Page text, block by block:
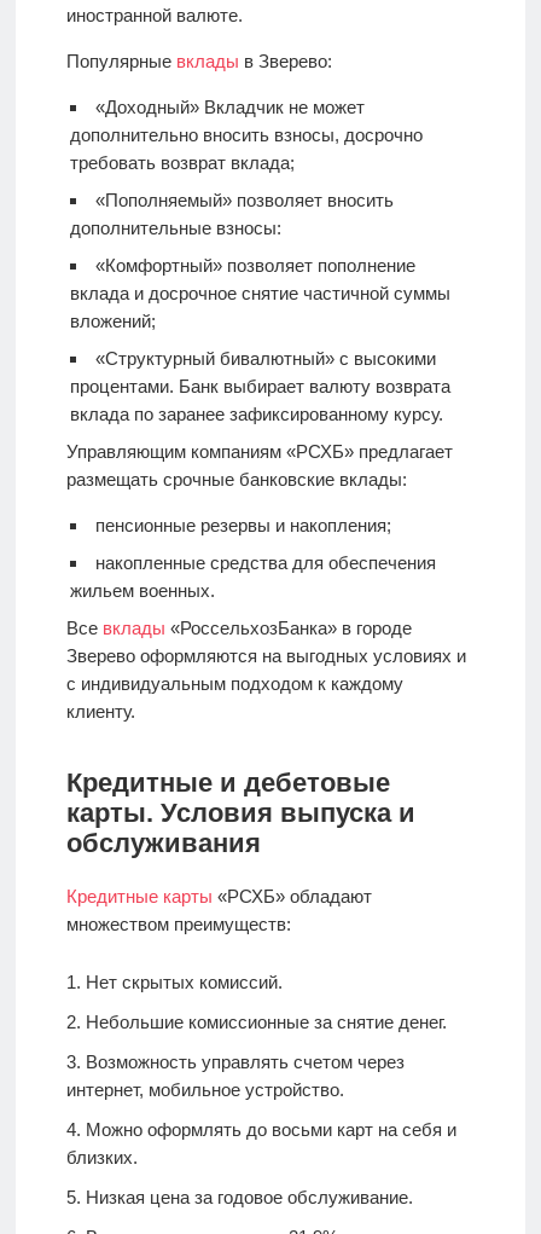
иностранной валюте.
Популярные вклады в Зверево:
«Доходный» Вкладчик не может
дополнительно вносить взносы, досрочно
требовать возврат вклада;
«Пополняемый» позволяет вносить
дополнительные взносы:
«Комфортный» позволяет пополнение
вклада и досрочное снятие частичной суммы
вложений;
«Структурный бивалютный» с высокими
процентами. Банк выбирает валюту возврата
вклада по заранее зафиксированному курсу.
Управляющим компаниям «РСХБ» предлагает
размещать срочные банковские вклады:
пенсионные резервы и накопления;
накопленные средства для обеспечения
жильем военных.
Все вклады «РоссельхозБанка» в городе
Зверево оформляются на выгодных условиях и
с индивидуальным подходом к каждому
клиенту.
Кредитные и дебетовые
карты. Условия выпуска и
обслуживания
Кредитные карты «РСХБ» обладают
множеством преимуществ:
Нет скрытых комиссий.
Небольшие комиссионные за снятие денег.
Возможность управлять счетом через
интернет, мобильное устройство.
Можно оформлять до восьми карт на себя и
близких.
Низкая цена за годовое обслуживание.